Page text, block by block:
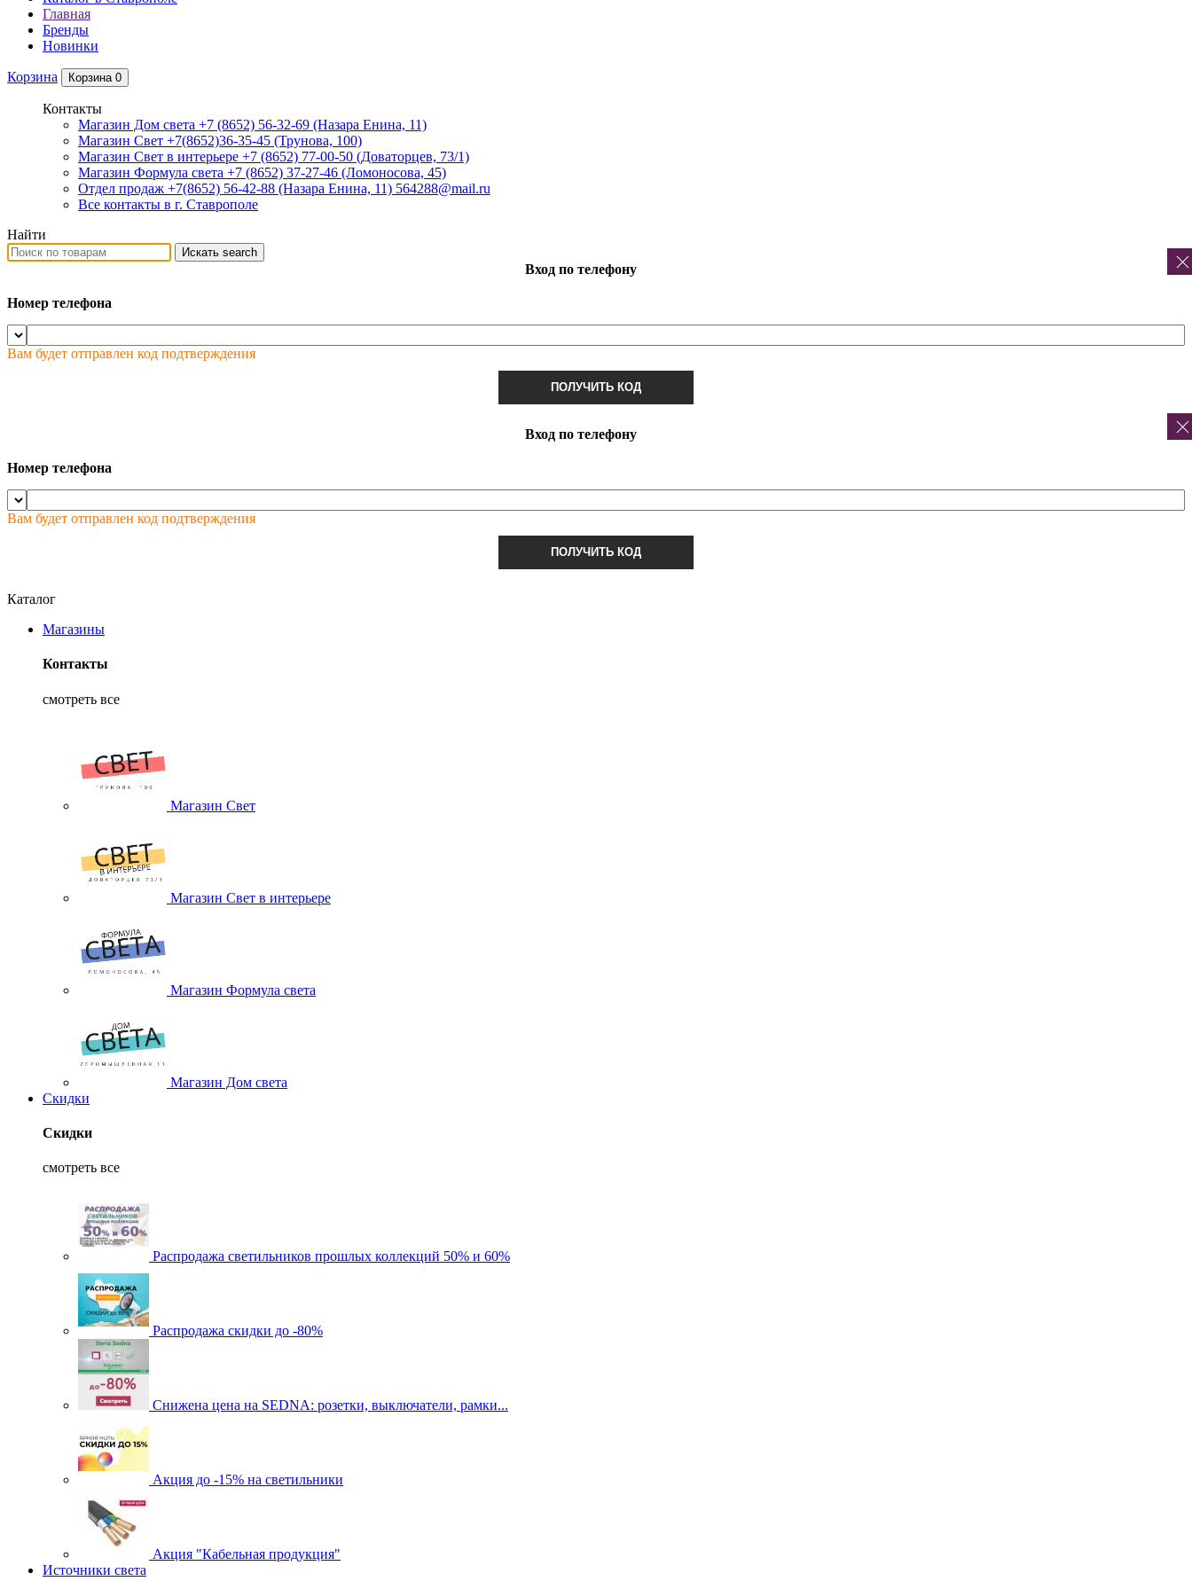
Главная
Бренды
Новинки
Корзина Корзина 0
Контакты
Магазин Дом света +7 (8652) 56-32-69 (Назара Енина, 11)
Магазин Свет +7(8652)36-35-45 (Трунова, 100)
Магазин Свет в интерьере +7 (8652) 77-00-50 (Доваторцев, 73/1)
Магазин Формула света +7 (8652) 37-27-46 (Ломоносова, 45)
Отдел продаж +7(8652) 56-42-88 (Назара Енина, 11) 564288@mail.ru
Все контакты в г. Ставрополе
Найти
Искать search
Вход по телефону
Номер телефона
Вам будет отправлен код подтверждения
ПОЛУЧИТЬ КОД
Вход по телефону
Номер телефона
Вам будет отправлен код подтверждения
ПОЛУЧИТЬ КОД
Каталог
Магазины
Контакты
смотреть все
Магазин Свет
Магазин Свет в интерьере
Магазин Формула света
Магазин Дом света
Скидки
Скидки
смотреть все
Распродажа светильников прошлых коллекций 50% и 60%
Распродажа скидки до -80%
Cнижена цена на SEDNA: розетки, выключатели, рамки...
Акция до -15% на светильники
Акция "Кабельная продукция"
Источники света